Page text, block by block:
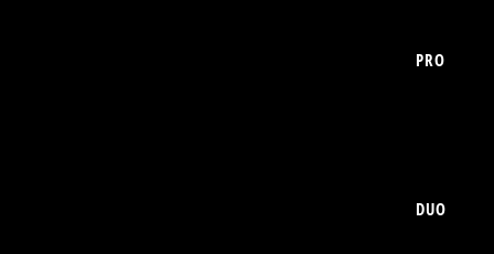
PRO
DUO